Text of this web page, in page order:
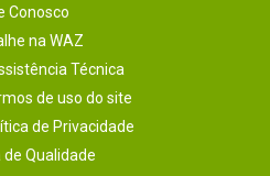
Conosco
na WAZ
Técnica
de uso do site
de Privacidade
de Qualidade